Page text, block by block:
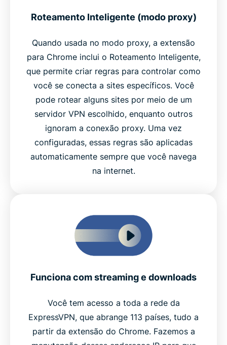
Roteamento Inteligente (modo proxy)
Quando usada no modo proxy, a extensão
para Chrome inclui o Roteamento Inteligente,
que permite criar regras para controlar como
você se conecta a sites específicos. Você
pode rotear alguns sites por meio de um
servidor VPN escolhido, enquanto outros
ignoram a conexão proxy. Uma vez
configuradas, essas regras são aplicadas
automaticamente sempre que você navega
na internet.
Funciona com streaming e downloads
Você tem acesso a toda a rede da
ExpressVPN, que abrange 113 países, tudo a
partir da extensão do Chrome. Fazemos a